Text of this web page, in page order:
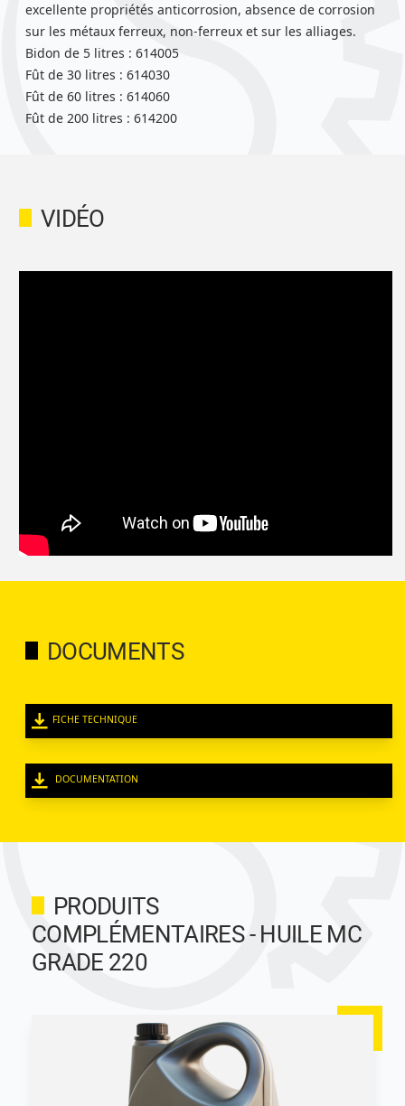
excellente propriétés anticorrosion, absence de corrosion
sur les métaux ferreux, non-ferreux et sur les alliages.
Bidon de 5 litres : 614005
Fût de 30 litres : 614030
Fût de 60 litres : 614060
Fût de 200 litres : 614200
VIDÉO
DOCUMENTS
FICHE TECHNIQUE
DOCUMENTATION
PRODUITS
COMPLÉMENTAIRES - HUILE MC
GRADE 220